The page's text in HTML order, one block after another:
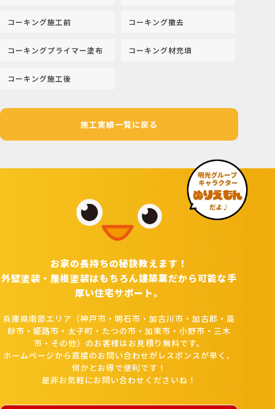
コーキング施工前 コーキング撤去
コーキングプライマー塗布 コーキング材充填
コーキング施工後
施工実績一覧に戻る
お家の長持ちの秘訣教えます！
外壁塗装・屋根塗装はもちろん建築業だから可能な手
厚い住宅サポート。
兵庫県南部エリア（神戸市・明石市・加古川市・加古郡・高
砂市・姫路市・太子町・たつの市・加東市・小野市・三木
市・その他）のお客様はお見積り無料です。
ホームページから直接のお問い合わせがレスポンスが早く、
何かとお得で便利です！
是非お気軽にお問い合わせくださいね！